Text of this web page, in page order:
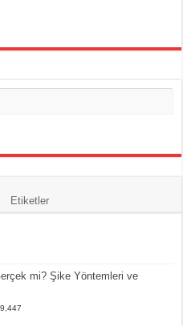
Etiketler
mi? Şike Yöntemleri ve
9,447